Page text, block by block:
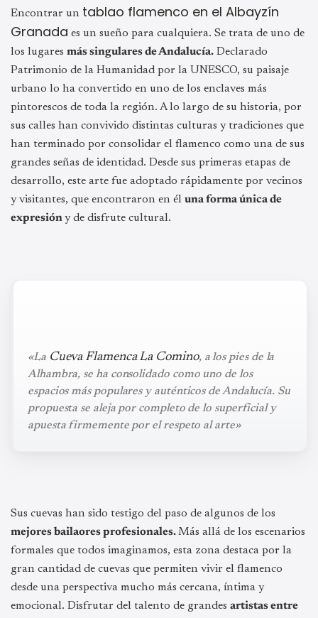
Encontrar un tablao flamenco en el Albayzín
Granada es un sueño para cualquiera. Se trata de uno de
los lugares más singulares de Andalucía. Declarado
Patrimonio de la Humanidad por la UNESCO, su paisaje
urbano lo ha convertido en uno de los enclaves más
pintorescos de toda la región. A lo largo de su historia, por
sus calles han convivido distintas culturas y tradiciones que
han terminado por consolidar el flamenco como una de sus
grandes señas de identidad. Desde sus primeras etapas de
desarrollo, este arte fue adoptado rápidamente por vecinos
y visitantes, que encontraron en él una forma única de
expresióny de disfrute cultural.
«La Cueva Flamenca La Comino, a los pies de la
Alhambra, se ha consolidado como uno de los
espacios más populares y auténticos de Andalucía. Su
propuesta se aleja por completo de lo superficial y
apuesta firmemente por el respeto al arte»
Sus cuevas han sido testigo del paso de algunos de los
mejores bailaores profesionales.Más allá de los escenarios
formales que todos imaginamos, esta zona destaca por la
gran cantidad de cuevas que permiten vivir el flamenco
desde una perspectiva mucho más cercana, íntima y
emocional. Disfrutar del talento de grandes artistas entre